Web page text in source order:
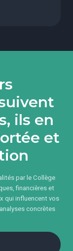
ils en
et
par le Collège
financières et
qui influencent vos
concrètes